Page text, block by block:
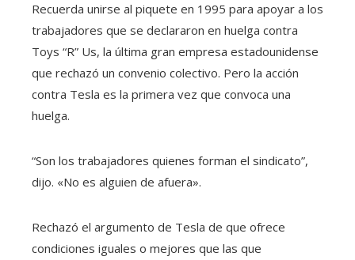
Recuerda unirse al piquete en 1995 para apoyar a los
trabajadores que se declararon en huelga contra
Toys “R” Us, la última gran empresa estadounidense
que rechazó un convenio colectivo. Pero la acción
contra Tesla es la primera vez que convoca una
huelga.
“Son los trabajadores quienes forman el sindicato”,
dijo. «No es alguien de afuera».
Rechazó el argumento de Tesla de que ofrece
condiciones iguales o mejores que las que